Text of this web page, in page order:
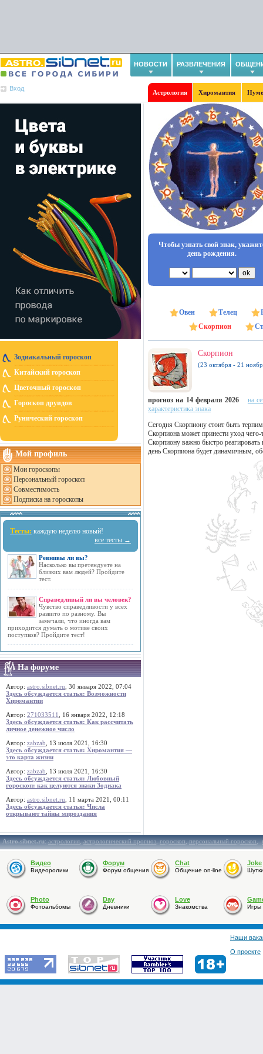
НОВОСТИ РАЗВЛЕЧЕНИЯ
Вход
Астрология Хиромантия
Зодиакальный гороскоп
Китайский гороскоп
Цветочный гороскоп
Гороскоп друидов
Рунический гороскоп
Мой профиль
Мои гороскопы
Персональный гороскоп
Совместимость
Подписка на гороскопы
Тесты: каждую неделю новый!
все тесты →
Ревнивы ли вы?
Насколько вы претендуете на
близких вам людей? Пройдите
тест.
Справедливый ли вы человек?
Чувство справедливости у всех
развито по разному. Вы
замечали, что иногда вам
приходится думать о мотиве своих
поступков? Пройдите тест!
На форуме
Автор: astro.sibnet.ru , 30 января 2022, 07:04
Здесь обсуждается статья: Возможности
Хиромантии
Автор: 271033511
, 16 января 2022, 12:18
Здесь обсуждается статья: Как рассчитать
личное денежное число
Автор: zabzab , 13 июля 2021, 16:30
Здесь обсуждается статья: Хиромантия —
это карта жизни
Автор: zabzab , 13 июля 2021, 16:30
Здесь обсуждается статья: Любовный
гороскоп: как целуются знаки Зодиака
Автор: astro.sibnet.ru , 11 марта 2021, 00:11
Здесь обсуждается статья: Числа
открывают тайны мироздания
Чтобы узнать свой знак,
день рождения.
Овен Телец
Скорпион
Скорпион
(23 октября - 21
прогноз на 14 февраля 2026
на
характеристика знака
Сегодня Скорпиону стоит быть
Скорпиона может принести уход
Скорпиону важно быстро
день Скорпиона будет динамичным,
Astro.sibnet.ru:астрология,астрологический прогноз,гороскоп,персональный гороскоп,
Видео
Видеоролики
Форум
Форум общения
Chat
Общение on-line
Joke
Photo
Фотоальбомы
Day
Дневники
Love
Знакомства Игры
Наши
О проекте